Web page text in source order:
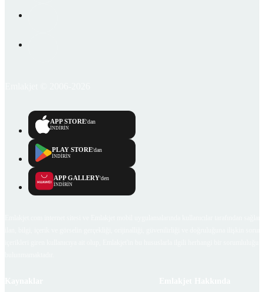
APP STORE'dan
İNDİRİN
PLAY STORE'dan
İNDİRİN
APP GALLERY'den
İNDİRİN